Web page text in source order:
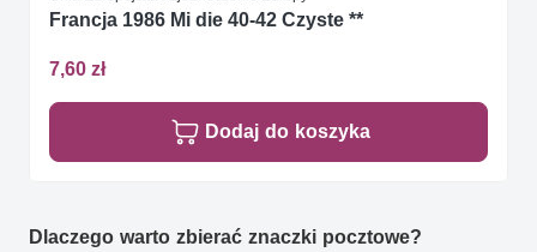
Francja 1986 Mi die 40-42 Czyste **
7,60 zł
Dodaj do koszyka
Dlaczego warto zbierać znaczki pocztowe?